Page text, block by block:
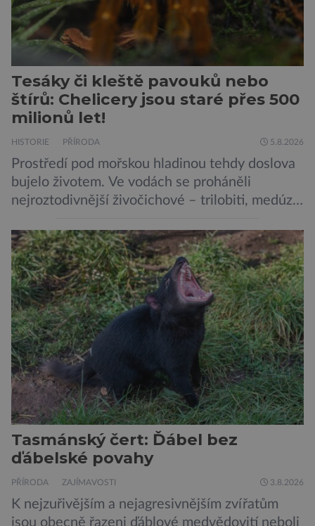
Tesáky či kleště pavouků nebo
štírů: Chelicery jsou staré přes 500
milionů let!
HISTORIE PŘÍRODA 5.8.2026
Prostředí pod mořskou hladinou tehdy doslova
bujelo životem. Ve vodách se proháněli
nejroztodivnější živočichové – trilobiti, medúzy
prazvláštní stonožce podobný tvor, který měl
zárodky zbraní typických pro dnešní pavouky.
Pavouci, štíři či klíšťata jsou členovci patřící do
skupiny klepítkatců. Vyznačují se takzvanými
chelicerami, které u nich představují právě […]
Tasmánský čert: Ďábel bez
ďábelské povahy
PŘÍRODA ZAJÍMAVOSTI 3.8.2026
K nejzuřivějším a nejagresivnějším zvířatům
jsou obecně řazeni ďáblové medvědovití neboli